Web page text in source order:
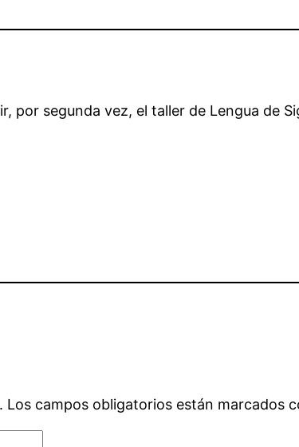
por segunda vez, el taller de Lengua de
Los campos obligatorios están marcados